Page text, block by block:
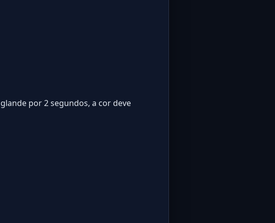
por 2 segundos, a cor deve